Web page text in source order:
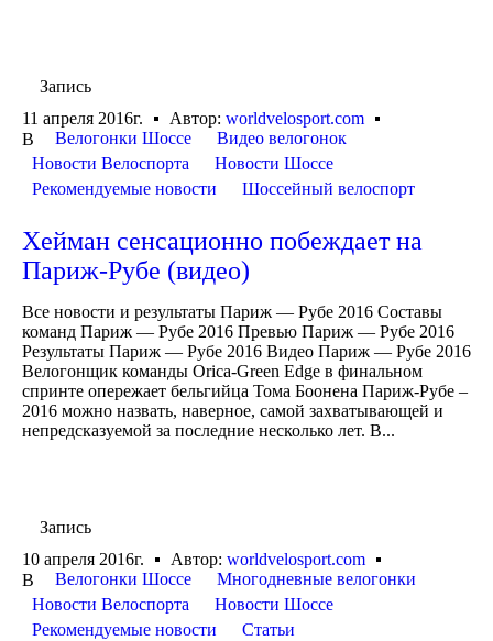
Запись
11 апреля 2016г.
Автор: worldvelosport.com
В
Велогонки Шоссе
Видео велогонок
Новости Велоспорта
Новости Шоссе
Рекомендуемые новости
Шоссейный велоспорт
Хейман сенсационно побеждает на
Париж-Рубе (видео)
Все новости и результаты Париж — Рубе 2016 Составы
команд Париж — Рубе 2016 Превью Париж — Рубе 2016
Результаты Париж — Рубе 2016 Видео Париж — Рубе 2016
Велогонщик команды Orica-Green Edge в финальном
спринте опережает бельгийца Тома Боонена Париж-Рубе –
2016 можно назвать, наверное, самой захватывающей и
непредсказуемой за последние несколько лет. В...
Запись
10 апреля 2016г.
Автор: worldvelosport.com
В
Велогонки Шоссе
Многодневные велогонки
Новости Велоспорта
Новости Шоссе
Рекомендуемые новости
Статьи